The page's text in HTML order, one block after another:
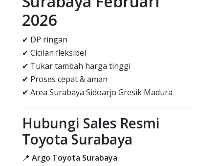
2026
✔ DP ringan
✔ Cicilan fleksibel
✔ Tukar tambah harga tinggi
✔ Proses cepat & aman
✔ Area Surabaya Sidoarjo Gresik Madura
Hubungi Sales Resmi
Toyota Surabaya
📍 Argo Toyota Surabaya